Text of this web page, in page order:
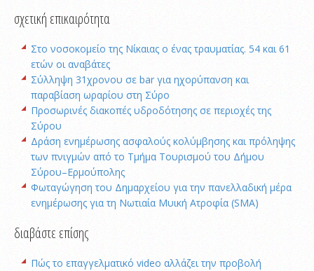
σχετική επικαιρότητα
Στο νοσοκομείο της Νίκαιας ο ένας τραυματίας. 54 και 61
ετών οι αναβάτες
Σύλληψη 31χρονου σε bar για ηχορύπανση και
παραβίαση ωραρίου στη Σύρο
Προσωρινές διακοπές υδροδότησης σε περιοχές της
Σύρου
Δράση ενημέρωσης ασφαλούς κολύμβησης και πρόληψης
των πνιγμών από το Τμήμα Τουρισμού του Δήμου
Σύρου–Ερμούπολης
Φωταγώγηση του Δημαρχείου για την πανελλαδική μέρα
ενημέρωσης για τη Νωτιαία Μυική Ατροφία (SMA)
διαβάστε επίσης
Πώς το επαγγελματικό video αλλάζει την προβολή